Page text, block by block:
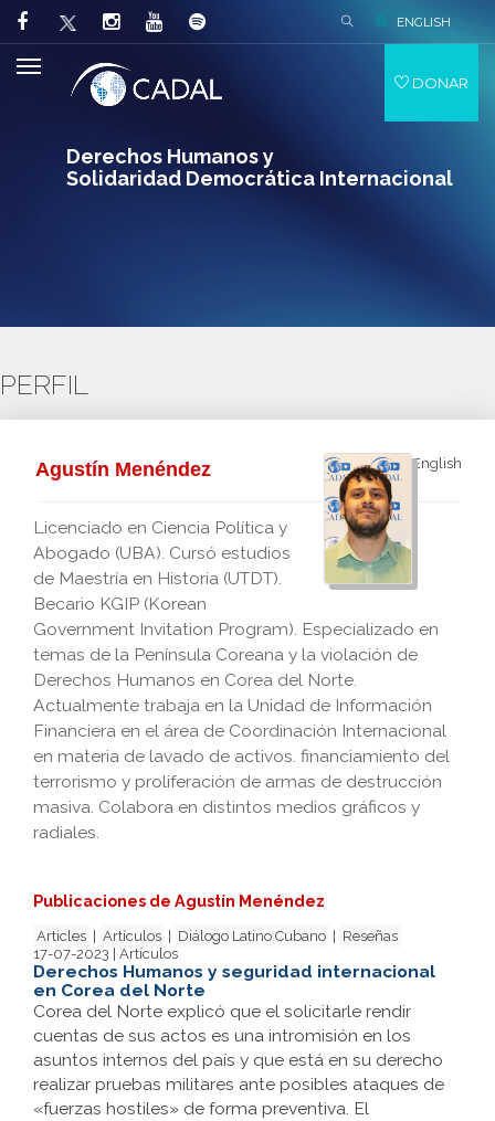
Derechos Humanos y
Solidaridad Democrática Internacional
ENGLISH
DONAR
PERFIL
English
Agustín Menéndez
Licenciado en Ciencia Política y
Abogado (UBA). Cursó estudios
de Maestría en Historia (UTDT).
Becario KGIP (Korean
Government Invitation Program). Especializado en
temas de la Península Coreana y la violación de
Derechos Humanos en Corea del Norte.
Actualmente trabaja en la Unidad de Información
Financiera en el área de Coordinación Internacional
en materia de lavado de activos. financiamiento del
terrorismo y proliferación de armas de destrucción
masiva. Colabora en distintos medios gráficos y
radiales.
Publicaciones de Agustín Menéndez
Articles Artículos Diálogo Latino Cubano
Reseñas
17-07-2023 | Artículos
Derechos Humanos y seguridad internacional
en Corea del Norte
Corea del Norte explicó que el solicitarle rendir
cuentas de sus actos es una intromisión en los
asuntos internos del país y que está en su derecho
realizar pruebas militares ante posibles ataques de
«fuerzas hostiles» de forma preventiva. El